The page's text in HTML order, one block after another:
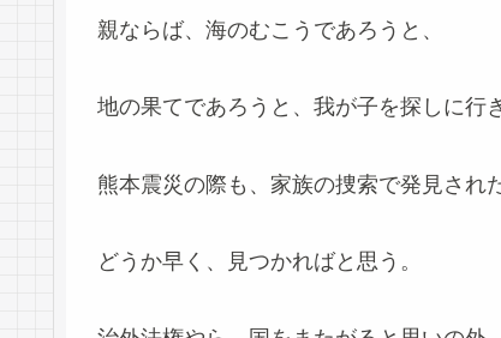
親ならば、海のむこうであろうと、
地の果てであろうと、我が子を探しに行
熊本震災の際も、家族の捜索で発見され
どうか早く、見つかればと思う。